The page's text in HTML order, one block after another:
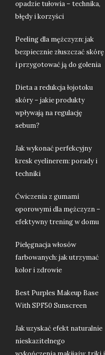
opadzie tułowia – technika,
błędy i korzyści
Peeling dla mężczyzn: jak
bezpiecznie złuszczać skórę
i przygotować ją do golenia
Dieta a redukcja łojotoku
skóry – jakie produkty
wpływają na regulację
sebum?
Jak wykonać perfekcyjny
kresk eyelinerem: porady i
techniki
Ćwiczenia z gumami
oporowymi dla mężczyzn –
efektywny trening w domu
Pielęgnacja włosów
farbowanych: jak utrzymać
kolor i zdrowie
Best Purples Makeup Base
With SPF50 Sunscreen
Jak uzyskać efekt naturalnie
nieskazitelnego